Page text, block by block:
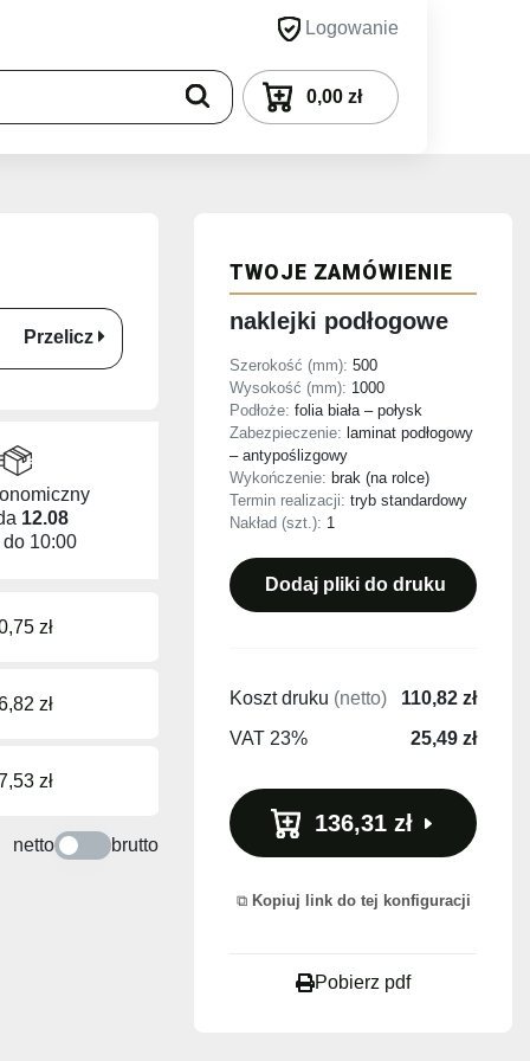
Logowanie
0,00 zł
Przelicz
12.08
do 10:00
zł
zł
zł
netto brutto
TWOJE ZAMÓWIENIE
naklejki podłogowe
Szerokość (mm):500
Wysokość (mm): 1000
Podłoże:folia biała – połysk
Zabezpieczenie: laminat podłogowy
– antypoślizgowy
Wykończenie: brak (na rolce)
Termin realizacji:tryb standardowy
Nakład (szt.): 1
Dodaj pliki do druku
Koszt druku (netto)
110,82 zł
VAT 23%
25,49 zł
136,31 zł
Kopiuj link do tej konfiguracji
Pobierz pdf